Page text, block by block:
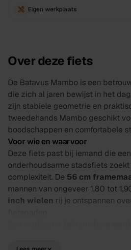
Eigen werkplaats
Over deze fiets
De Batavus Mambo is een
die zich al jaren bewijst in het
zijn stabiele geometrie en
tweedehands Mambo geschikt
boodschappen en comfortabele
Voor wie en waarvoor
Deze fiets past bij iemand die
onderhoudsarme stadsfiets
complexiteit. De 56 cm
mannen van ongeveer 1,80 tot
inch wielen rij je ontspannen
onderhoudsbehoefte vergeleken